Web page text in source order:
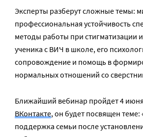
Эксперты разберут сложные темы:
профессиональная устойчивость
методы работы при стигматизации
ученика с ВИЧ в школе, его
сопровождение и помощь в
нормальных отношений со
Ближайший вебинар пройдет 4 июня
ВКонтакте, он будет посвящен теме:
поддержка семьи после